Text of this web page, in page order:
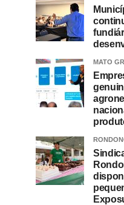
MATO